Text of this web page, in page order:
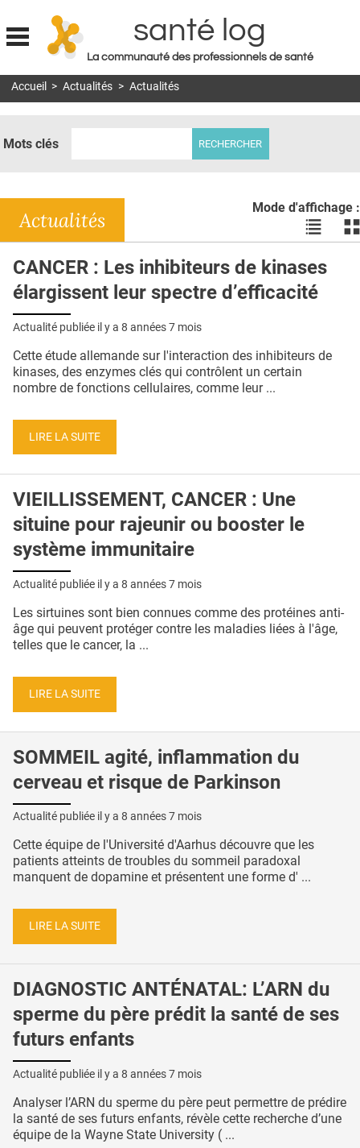
Jump to navigation
santé log
La communauté des professionnels de santé
MON COMPTE
DOSSIERS
RÉSEAUX
E-REVUE SAD
THÉMA
QUI SOMMES-NOUS ?
CONDITIONS GÉNÉRALES
CRÉDITS
Accueil > Actualités > Actualités
Mots clés
Mode d'affichage :
Voir
les
en
liste
les
Actualités
CANCER : Les inhibiteurs de kinases
élargissent leur spectre d’efficacité
Actualité publiée il y a 8 années 7 mois
Cette étude allemande sur l'interaction des inhibiteurs de
kinases, des enzymes clés qui contrôlent un certain
nombre de fonctions cellulaires, comme leur ...
LIRE LA SUITE
VIEILLISSEMENT, CANCER : Une
situine pour rajeunir ou booster le
système immunitaire
Actualité publiée il y a 8 années 7 mois
Les sirtuines sont bien connues comme des protéines anti-
âge qui peuvent protéger contre les maladies liées à l'âge,
telles que le cancer, la ...
LIRE LA SUITE
SOMMEIL agité, inflammation du
cerveau et risque de Parkinson
Actualité publiée il y a 8 années 7 mois
Cette équipe de l'Université d'Aarhus découvre que les
patients atteints de troubles du sommeil paradoxal
manquent de dopamine et présentent une forme d' ...
LIRE LA SUITE
DIAGNOSTIC ANTÉNATAL: L’ARN du
sperme du père prédit la santé de ses
futurs enfants
Actualité publiée il y a 8 années 7 mois
Analyser l’ARN du sperme du père peut permettre de prédire
la santé de ses futurs enfants, révèle cette recherche d’une
équipe de la Wayne State University ( ...